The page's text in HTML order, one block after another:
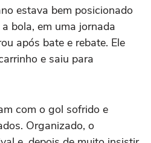
estava bem posicionado
bola, em uma jornada
após bate e rebate. Ele
e saiu para
com o gol sofrido e
Organizado, o